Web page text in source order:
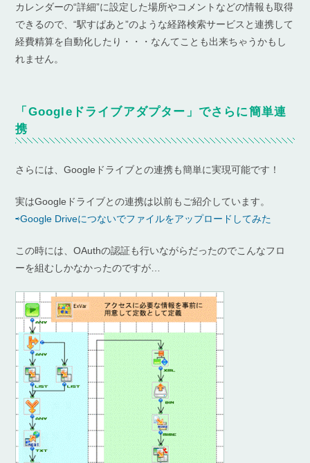
カレンダーの“詳細”に設定した場所やコメントなどの情報も取得
できるので、“駅すぱあと”のような経路検索サービスと連携して
経費精算を自動化したり・・・なんてことも出来ちゃうかもし
れません。
「Googleドライブアダプター」でさらに簡単連
携
さらには、Googleドライブとの連携も簡単に実現可能です！
実はGoogleドライブとの連携は以前もご紹介しています。
⇨Google Driveにつないでファイルをアップロードしてみた
この時には、OAuthの認証も行いながらだったのでこんなフロ
ーを組むしかなかったのですが…